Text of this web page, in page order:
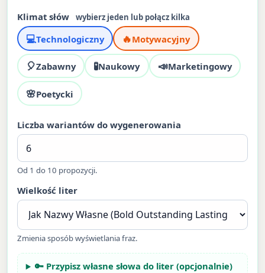
Klimat słów wybierz jeden lub połącz kilka
💻Technologiczny 🔥Motywacyjny
🎈Zabawny 🧪Naukowy 📣Marketingowy
🌸Poetycki
Liczba wariantów do wygenerowania
Od 1 do 10 propozycji.
Wielkość liter
Zmienia sposób wyświetlania fraz.
🔑 Przypisz własne słowa do liter (opcjonalnie)